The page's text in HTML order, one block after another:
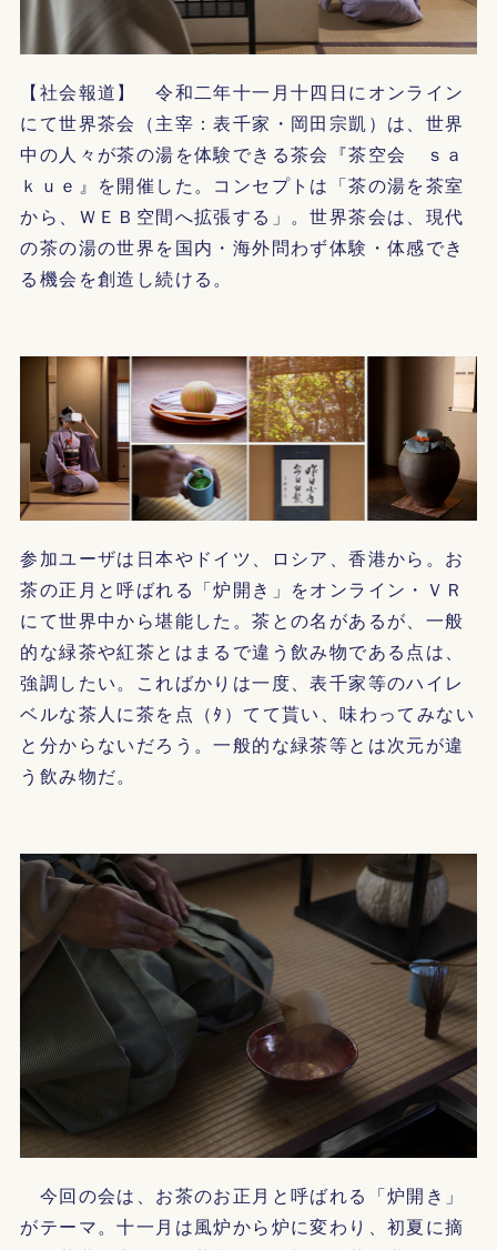
【社会報道】 令和二年十一月十四日にオンライン
にて世界茶会（主宰：表千家・岡田宗凱）は、世界
中の人々が茶の湯を体験できる茶会『茶空会 ｓａ
ｋｕｅ』を開催した。コンセプトは「茶の湯を茶室
から、ＷＥＢ空間へ拡張する」。世界茶会は、現代
の茶の湯の世界を国内・海外問わず体験・体感でき
る機会を創造し続ける。
参加ユーザは日本やドイツ、ロシア、香港から。お
茶の正月と呼ばれる「炉開き」をオンライン・ＶＲ
にて世界中から堪能した。茶との名があるが、一般
的な緑茶や紅茶とはまるで違う飲み物である点は、
強調したい。こればかりは一度、表千家等のハイレ
ベルな茶人に茶を点（ﾀ）てて貰い、味わってみない
と分からないだろう。一般的な緑茶等とは次元が違
う飲み物だ。
今回の会は、お茶のお正月と呼ばれる「炉開き」
がテーマ。十一月は風炉から炉に変わり、初夏に摘